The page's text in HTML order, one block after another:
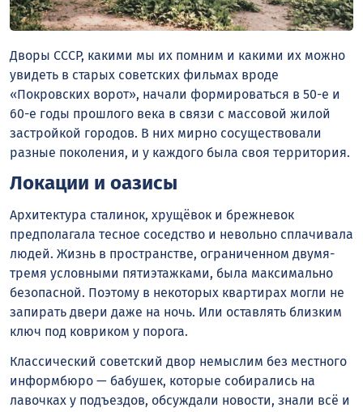
Дворы СССР, какими мы их помним и какими их можно
увидеть в старых советских фильмах вроде
«Покровских ворот», начали формироваться в 50-е и
60-е годы прошлого века в связи с массовой жилой
застройкой городов. В них мирно сосуществовали
разные поколения, и у каждого была своя территория.
Локации и оазисы
Архитектура сталинок, хрущёвок и брежневок
предполагала тесное соседство и невольно сплачивала
людей. Жизнь в пространстве, ограниченном двумя-
тремя условными пятиэтажками, была максимально
безопасной. Поэтому в некоторых квартирах могли не
запирать двери даже на ночь. Или оставлять близким
ключ под ковриком у порога.
Классический советский двор немыслим без местного
информбюро — бабушек, которые собирались на
лавочках у подъездов, обсуждали новости, знали всё и